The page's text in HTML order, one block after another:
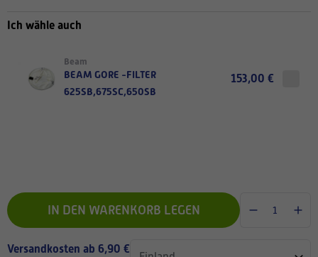
Ich wähle auch
Beam
BEAM GORE -FILTER
625SB,675SC,650SB
153,00 €
IN DEN WARENKORB LEGEN
Versandkosten ab 6,90 €